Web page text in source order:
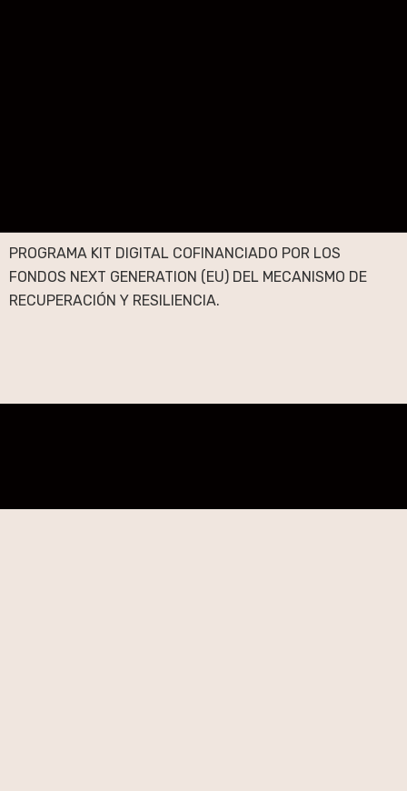
PROGRAMA KIT DIGITAL COFINANCIADO POR LOS
FONDOS NEXT GENERATION (EU) DEL MECANISMO DE
RECUPERACIÓN Y RESILIENCIA.